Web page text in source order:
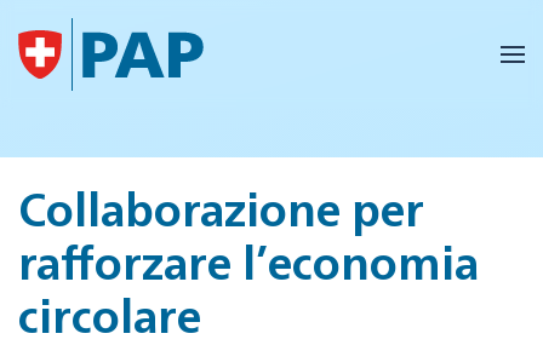
Skip to main content
Collaborazione per
rafforzare l’economia
circolare